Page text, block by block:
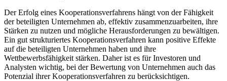
Der Erfolg eines Kooperationsverfahrens hängt von der Fähigkeit
der beteiligten Unternehmen ab, effektiv zusammenzuarbeiten, ihre
Stärken zu nutzen und mögliche Herausforderungen zu bewältigen.
Ein gut strukturiertes Kooperationsverfahren kann positive Effekte
auf die beteiligten Unternehmen haben und ihre
Wettbewerbsfähigkeit stärken. Daher ist es für Investoren und
Analysten wichtig, bei der Bewertung von Unternehmen auch das
Potenzial ihrer Kooperationsverfahren zu berücksichtigen.